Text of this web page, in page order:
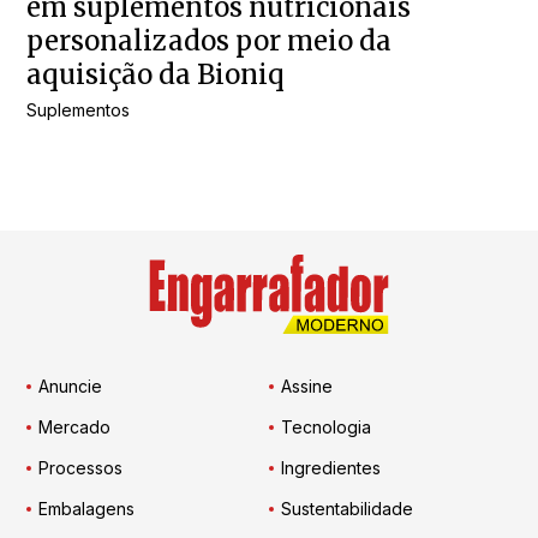
em suplementos nutricionais
personalizados por meio da
aquisição da Bioniq
Suplementos
Anuncie
Assine
Mercado
Tecnologia
Processos
Ingredientes
Embalagens
Sustentabilidade